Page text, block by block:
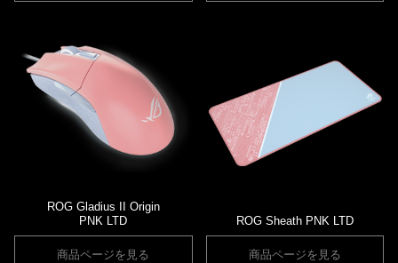
ROG Gladius II Origin
PNK LTD
商品ページを見る
ROG Sheath PNK LTD
商品ページを見る